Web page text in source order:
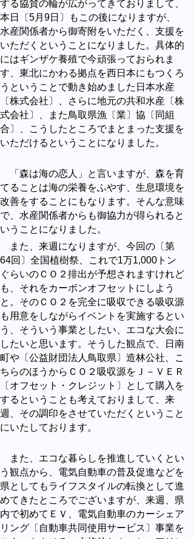
する協賛の輪が広がってきておりまして、
本日〔5月9日〕もこの後になりますが、
水産関係者から御寄附をいただく、支援を
いただくということになりました。具体的
にはギンザケ養殖で今頑張っておられま
す、東北にかわる拠点を西日本にもつくろ
うということで動き始めました日本水産
〔株式会社〕、さらに地元の共和水産〔株
式会社〕、また鳥取県漁〔業〕協〔同組
合〕、こうしたところでまとまった支援を
いただけるということになりました。
「森は海の恋人」と言いますが、森を育
てることは海の栄養をふやす、生息環境を
改善をすることにもなります。そんな意味
で、水産関係者からも御協力が得られると
いうことになりました。
また、来週になりますが、今回の〔第
64回〕全国植樹祭、これで1万1,000トン
ぐらいのＣＯ２排出が予想されますけれど
も、それをカーボンオフセットにしよう
と。そのＣＯ２を完全に吸収できる吸収源
も用意をしながらイベントを実施するとい
う、そういう事業としたい、エコな大会に
したいと思います。そうした観点で、日南
町や〔公益財団法人鳥取県〕造林公社、こ
ちらのほうからＣＯ２吸収源をＪ－ＶＥＲ
〔オフセット・クレジット〕として購入を
するということも考えておりまして、来
週、その調印をさせていただくということ
にいたしております。
また、エコな暮らしを推進していくとい
う観点から、電気自動車の普及促進などを
県としてもライフスタイルの転換として進
めてきたところでございますが、来週、県
内で初めてＥＶ、電気自動車のカーシェア
リング〔自動車共同使用サービス〕事業を